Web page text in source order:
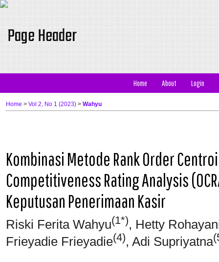
Home About Login
Home > Vol 2, No 1 (2023) > Wahyu
Kombinasi Metode Rank Order
Competitiveness Rating Analysis
Keputusan Penerimaan Kasir
Riski Ferita Wahyu(1*), Hetty
Frieyadie Frieyadie(4), Adi Supriyatna